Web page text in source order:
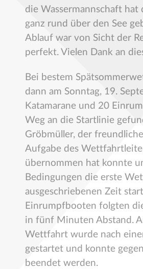
die Wassermannschaft hat
ganz rund über den See
Ablauf war von Sicht der
perfekt. Vielen Dank an
Bei bestem
dann am Sonntag, 19.
Katamarane und 20
Weg an die Startlinie
Gröbmüller, der
Aufgabe des
übernommen hat konnte
Bedingungen die erste
ausgeschriebenen Zeit
Einrumpfbooten folgten
in fünf Minuten Abstand.
Wettfahrt wurde nach
gestartet und konnte
beendet werden.